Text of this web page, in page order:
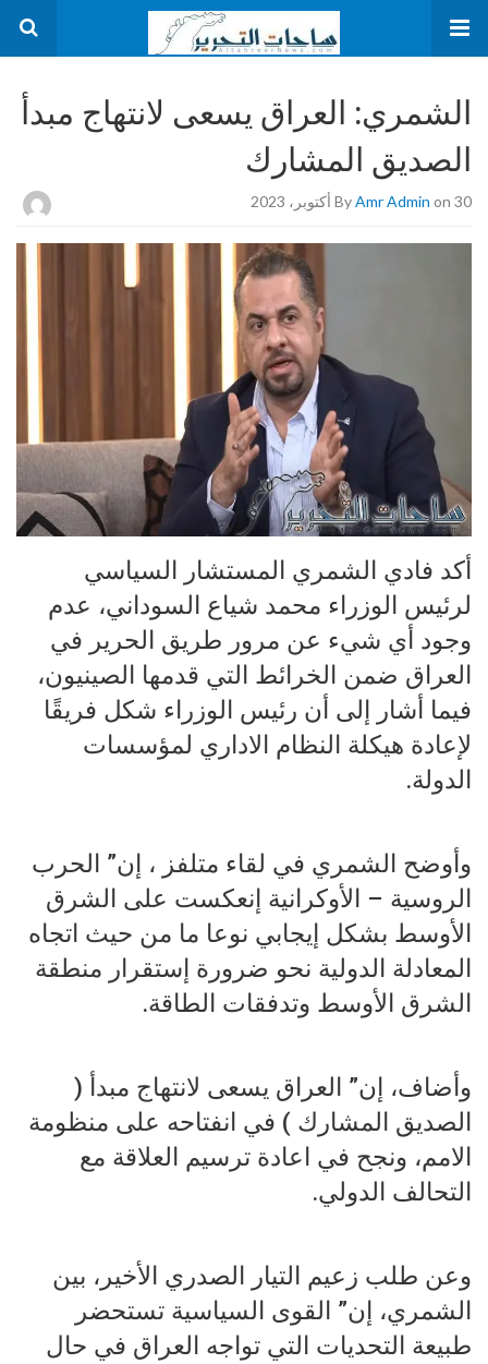
الشمري: العراق يسعى لانتهاج مبدأ
الصديق المشارك
ByAmr Admin on 30 أكتوبر، 2023
أكد فادي الشمري المستشار السياسي
لرئيس الوزراء محمد شياع السوداني، عدم
وجود أي شيء عن مرور طريق الحرير في
العراق ضمن الخرائط التي قدمها الصينيون،
فيما أشار إلى أن رئيس الوزراء شكل فريقًا
لإعادة هيكلة النظام الاداري لمؤسسات
الدولة.
وأوضح الشمري في لقاء متلفز ، إن” الحرب
الروسية – الأوكرانية إنعكست على الشرق
الأوسط بشكل إيجابي نوعا ما من حيث اتجاه
المعادلة الدولية نحو ضرورة إستقرار منطقة
الشرق الأوسط وتدفقات الطاقة.
وأضاف، إن” العراق يسعى لانتهاج مبدأ (
الصديق المشارك ) في انفتاحه على منظومة
الامم، ونجح في اعادة ترسيم العلاقة مع
التحالف الدولي.
وعن طلب زعيم التيار الصدري الأخير، بين
الشمري، إن” القوى السياسية تستحضر
طبيعة التحديات التي تواجه العراق في حال